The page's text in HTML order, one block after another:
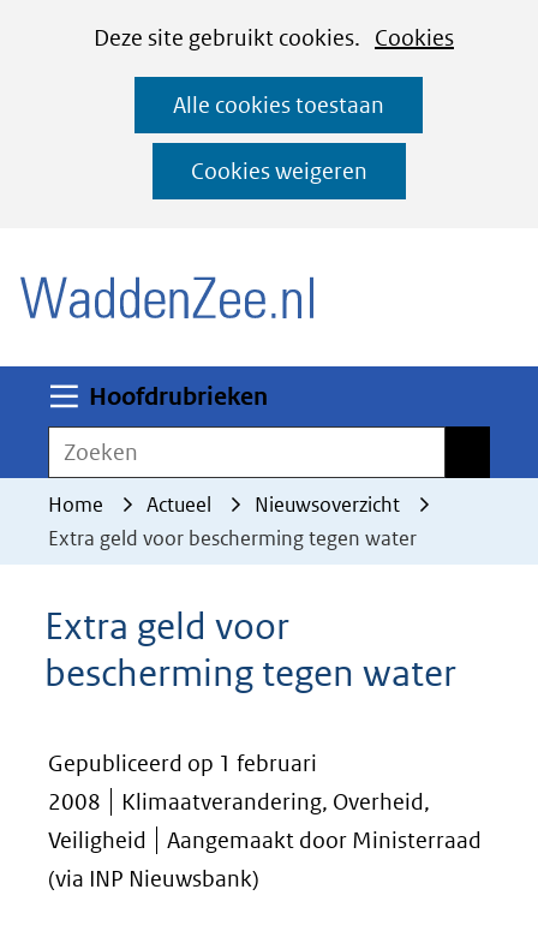
CookiesDeze site gebruikt cookies. Cookies
deze
worden
toegestaan
geweigerd.
Alle cookies toestaan
Cookies weigeren
Ga
naar
de
inhoud
Hoofdrubrieken
Zoeken
Home Actueel
Nieuwsoverzicht
Extra geld voor bescherming tegen water
Extra geld voor
bescherming tegen water
Gepubliceerd op 1 februari
2008
Klimaatverandering, Overheid,
Veiligheid
Aangemaakt door Ministerraad
(via INP Nieuwsbank)